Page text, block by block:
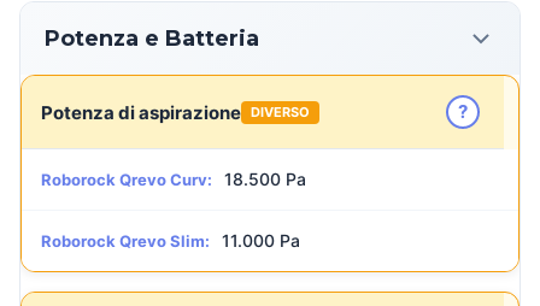
Potenza e Batteria
Potenza di aspirazione DIVERSO ?
Roborock Qrevo Curv: 18.500 Pa
Roborock Qrevo Slim: 11.000 Pa